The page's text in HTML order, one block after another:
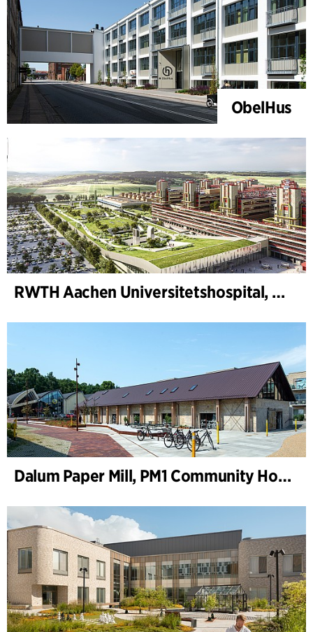
ObelHus
RWTH Aachen Universitetshospital, utvidelse
Dalum Paper Mill, PM1 Community House